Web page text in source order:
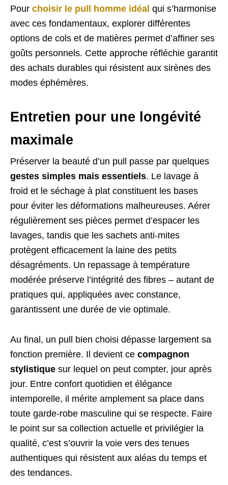
Pour choisir le pull homme idéal qui s’harmonise
avec ces fondamentaux, explorer différentes
options de cols et de matières permet d’affiner ses
goûts personnels. Cette approche réfléchie garantit
des achats durables qui résistent aux sirènes des
modes éphémères.
Entretien pour une longévité
maximale
Préserver la beauté d’un pull passe par quelques
gestes simples mais essentiels. Le lavage à
froid et le séchage à plat constituent les bases
pour éviter les déformations malheureuses. Aérer
régulièrement ses pièces permet d’espacer les
lavages, tandis que les sachets anti-mites
protègent efficacement la laine des petits
désagréments. Un repassage à température
modérée préserve l’intégrité des fibres – autant de
pratiques qui, appliquées avec constance,
garantissent une durée de vie optimale.
Au final, un pull bien choisi dépasse largement sa
fonction première. Il devient ce compagnon
stylistique sur lequel on peut compter, jour après
jour. Entre confort quotidien et élégance
intemporelle, il mérite amplement sa place dans
toute garde-robe masculine qui se respecte. Faire
le point sur sa collection actuelle et privilégier la
qualité, c’est s’ouvrir la voie vers des tenues
authentiques qui résistent aux aléas du temps et
des tendances.